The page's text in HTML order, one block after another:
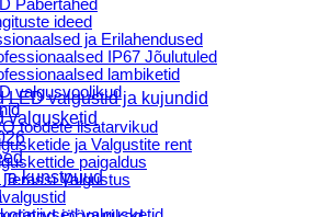
Pabertähed
ideed
ja Erilahendused
IP67 Jõulutuled
lambiketid
valgusvoolikud
toodete lisatarvikud
ja Valgustite rent
paigaldus
Terassi Valgustus
LED valgustid ja kujundid
valgusketid
kunstpuud